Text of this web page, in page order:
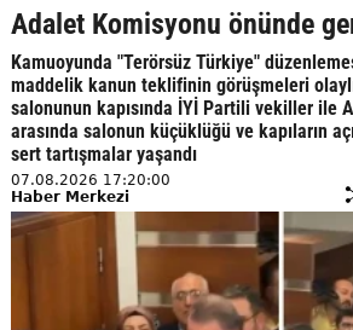
Adalet Komisyonu önünde
Kamuoyunda "Terörsüz Türkiye"
maddelik kanun teklifinin görüşmeleri
salonunun kapısında İYİ Partili vekiller ile
arasında salonun küçüklüğü ve kapıların
sert tartışmalar yaşandı
07.08.2026 17:20:00
Haber Merkezi